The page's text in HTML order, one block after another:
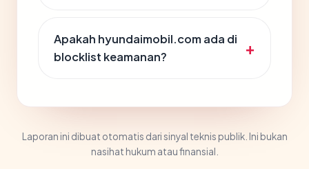
Apakah hyundaimobil.com ada di
blocklist keamanan?
Laporan ini dibuat otomatis dari sinyal teknis publik. Ini bukan
nasihat hukum atau finansial.